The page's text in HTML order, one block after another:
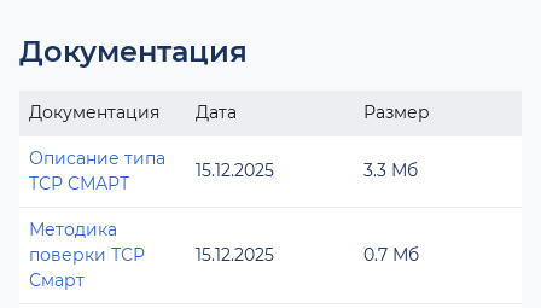
Документация
Документация Дата Размер
Описание типа
ТСР СМАРТ
15.12.2025 3.3 Мб
Методика
поверки ТСР
Смарт
15.12.2025 0.7 Мб